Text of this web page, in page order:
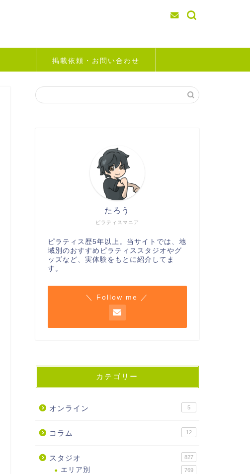
掲載依頼・お問い合わせ
ピラティスマニア
たろう
ピラティス歴5年以上。当サイトでは、地
域別のおすすめピラティススタジオやグ
ッズなど、実体験をもとに紹介してま
す。
＼ Follow me ／
カテゴリー
オンライン 5
コラム 12
スタジオ 827
エリア別 769